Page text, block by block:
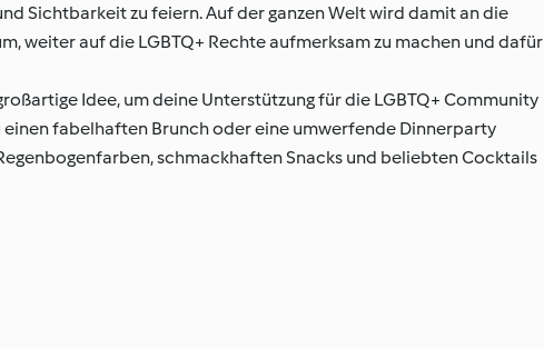
Sichtbarkeit zu feiern. Auf der ganzen Welt wird damit an die
weiter auf die LGBTQ+ Rechte aufmerksam zu machen und dafür
Idee, um deine Unterstützung für die LGBTQ+ Community
einen fabelhaften Brunch oder eine umwerfende Dinnerparty
schmackhaften Snacks und beliebten Cocktails